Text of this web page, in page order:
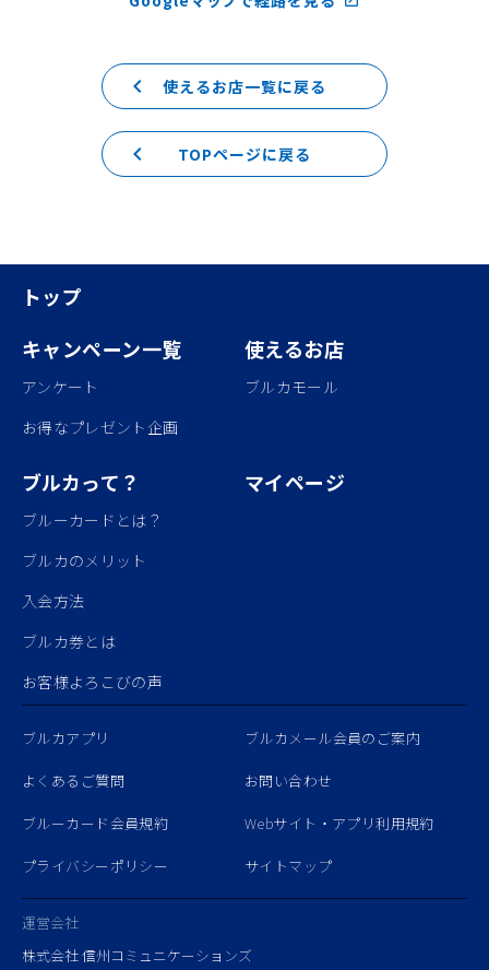
使えるお店一覧に戻る
keyboard_arrow_left
TOPページに戻る
keyboard_arrow_left
トップ
キャンペーン一覧
アンケート
お得なプレゼント企画
使えるお店
ブルカモール
ブルカって？
ブルーカードとは？
ブルカのメリット
入会方法
ブルカ券とは
お客様よろこびの声
マイページ
ブルカアプリ ブルカメール会員のご案内
よくあるご質問 お問い合わせ
ブルーカード会員規約 Webサイト・アプリ利用規約
プライバシーポリシー サイトマップ
運営会社
株式会社 信州コミュニケーションズ